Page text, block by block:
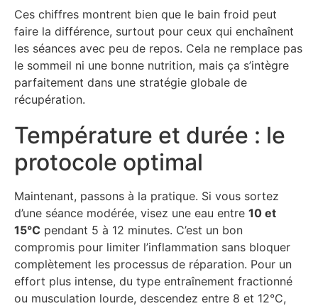
Ces chiffres montrent bien que le bain froid peut
faire la différence, surtout pour ceux qui enchaînent
les séances avec peu de repos. Cela ne remplace pas
le sommeil ni une bonne nutrition, mais ça s’intègre
parfaitement dans une stratégie globale de
récupération.
Température et durée : le
protocole optimal
Maintenant, passons à la pratique. Si vous sortez
d’une séance modérée, visez une eau entre 10 et
15°C pendant 5 à 12 minutes. C’est un bon
compromis pour limiter l’inflammation sans bloquer
complètement les processus de réparation. Pour un
effort plus intense, du type entraînement fractionné
ou musculation lourde, descendez entre 8 et 12°C,